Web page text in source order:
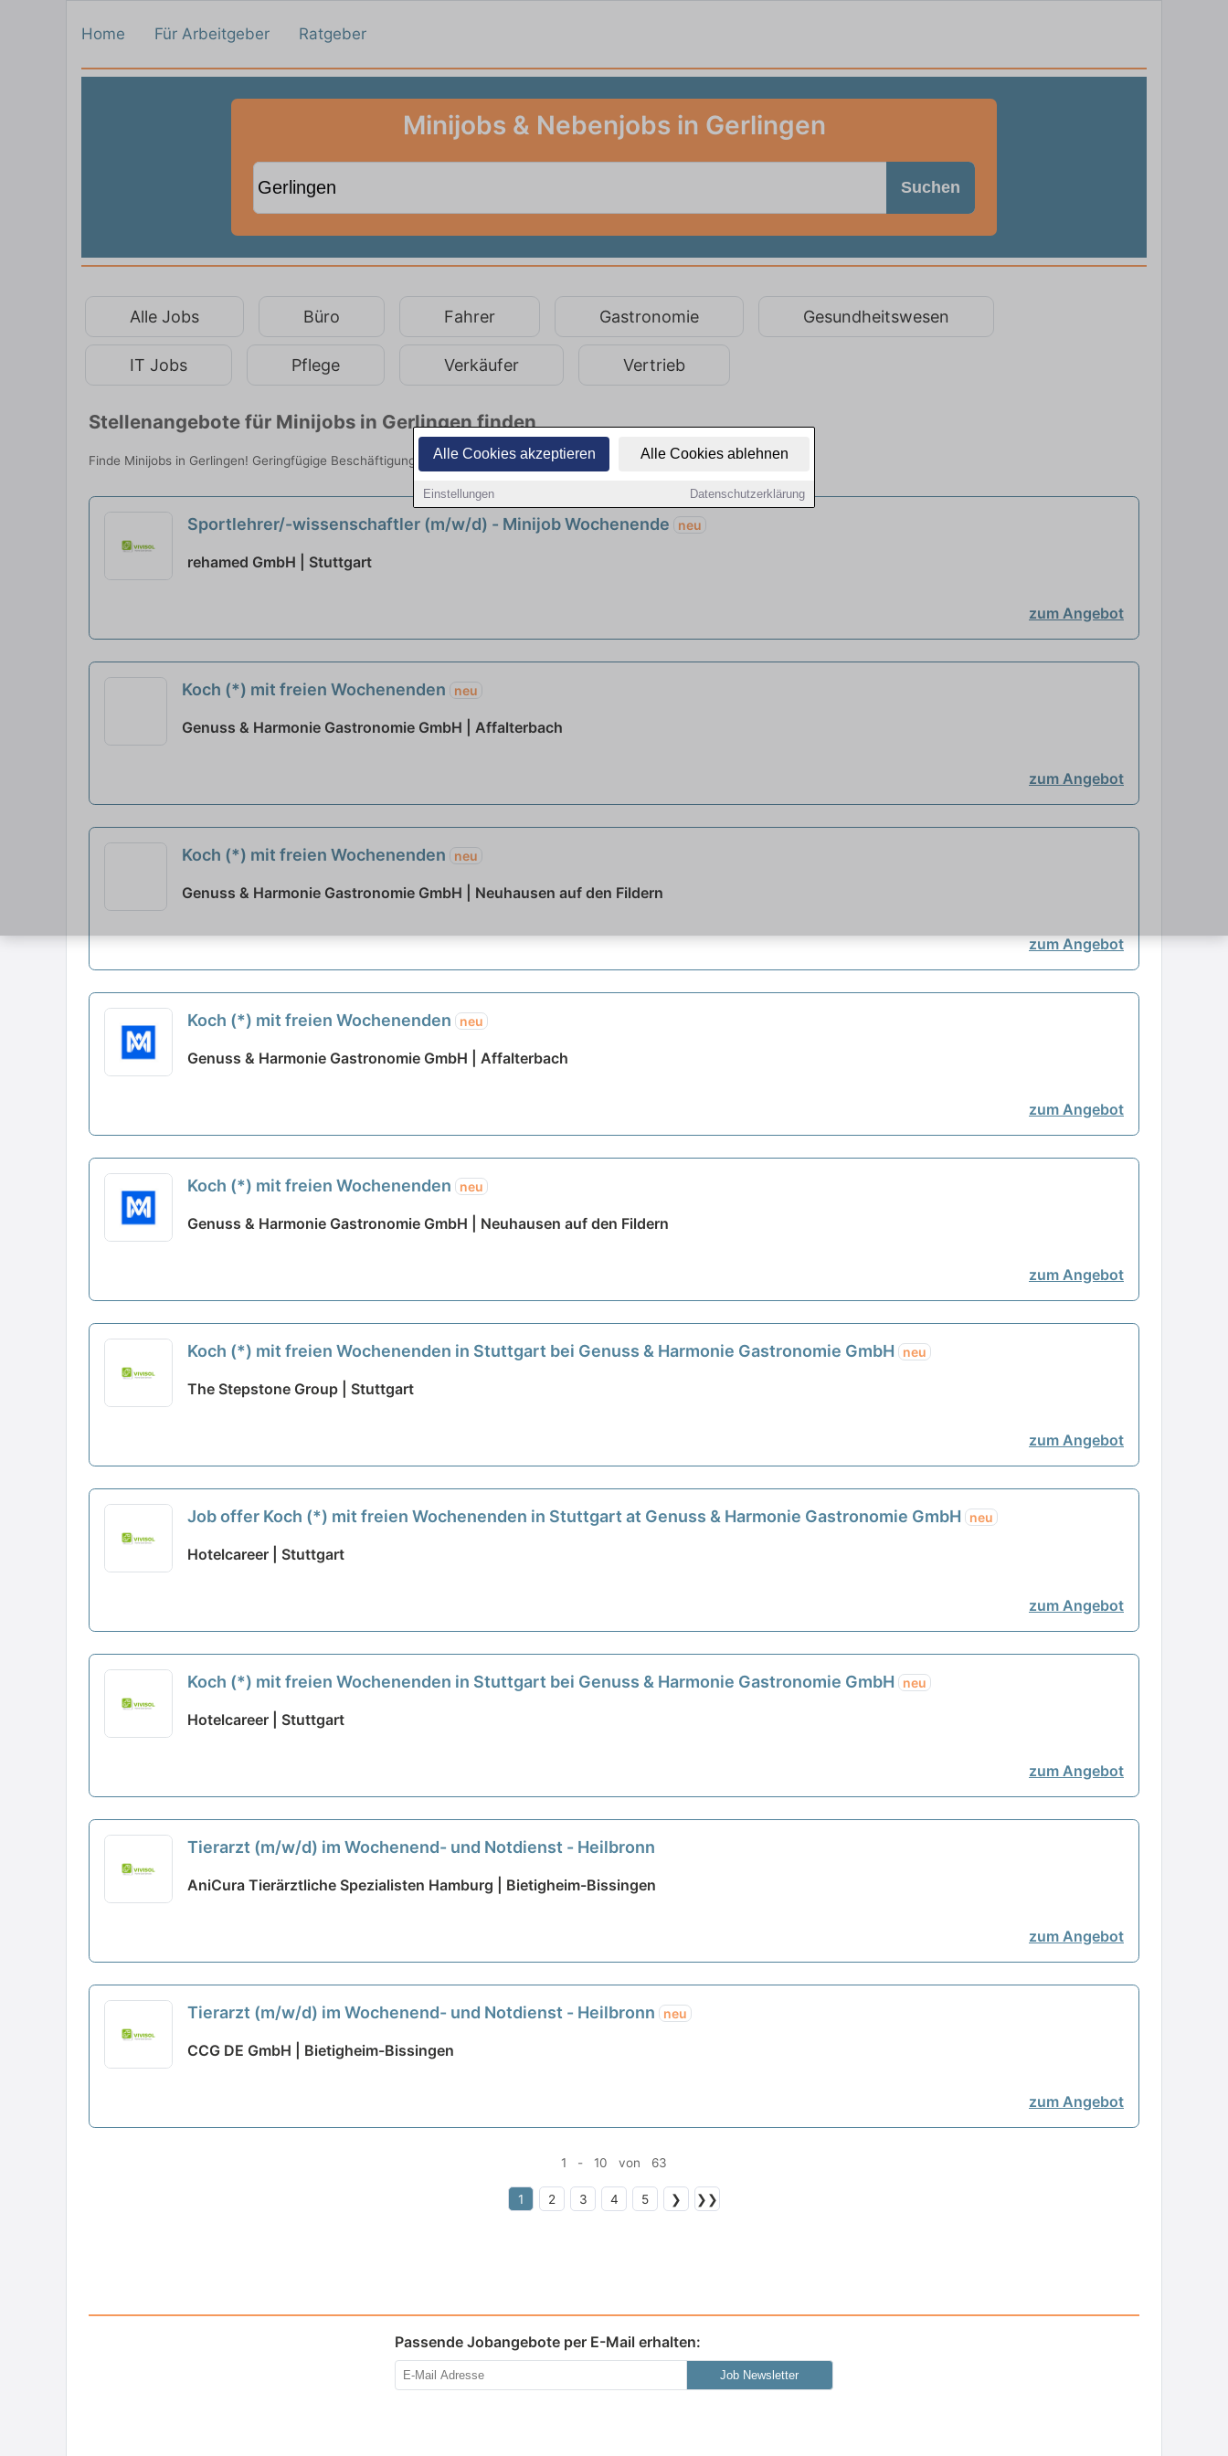
Alle Cookies akzeptieren Alle Cookies ablehnen
Einstellungen Datenschutzerklärung
Home Für Arbeitgeber Ratgeber
Minijobs & Nebenjobs in Gerlingen
Suchen
Alle Jobs Büro Fahrer Gastronomie Gesundheitswesen
IT Jobs Pflege Verkäufer Vertrieb
Stellenangebote für Minijobs in Gerlingen finden
Finde Minijobs in Gerlingen! Geringfügige Beschäftigung bis 556 Euro. Jetzt bewerben!
Sportlehrer/-wissenschaftler (m/w/d) - Minijob Wochenende neu
rehamed GmbH | Stuttgart
zum Angebot
Koch (*) mit freien Wochenenden neu
Genuss & Harmonie Gastronomie GmbH | Affalterbach
zum Angebot
Koch (*) mit freien Wochenenden neu
Genuss & Harmonie Gastronomie GmbH | Neuhausen auf den Fildern
zum Angebot
Koch (*) mit freien Wochenenden neu
Genuss & Harmonie Gastronomie GmbH | Affalterbach
zum Angebot
Koch (*) mit freien Wochenenden neu
Genuss & Harmonie Gastronomie GmbH | Neuhausen auf den Fildern
zum Angebot
Koch (*) mit freien Wochenenden in Stuttgart bei Genuss & Harmonie Gastronomie GmbH neu
The Stepstone Group | Stuttgart
zum Angebot
Job offer Koch (*) mit freien Wochenenden in Stuttgart at Genuss & Harmonie Gastronomie GmbH neu
Hotelcareer | Stuttgart
zum Angebot
Koch (*) mit freien Wochenenden in Stuttgart bei Genuss & Harmonie Gastronomie GmbH neu
Hotelcareer | Stuttgart
zum Angebot
Tierarzt (m/w/d) im Wochenend- und Notdienst - Heilbronn
AniCura Tierärztliche Spezialisten Hamburg | Bietigheim-Bissingen
zum Angebot
Tierarzt (m/w/d) im Wochenend- und Notdienst - Heilbronn neu
CCG DE GmbH | Bietigheim-Bissingen
zum Angebot
1 - 10 von 63
1 2 3 4 5 ❯ ❯❯
Passende Jobangebote per E-Mail erhalten:
Job Newsletter